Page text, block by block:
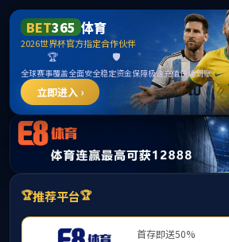
中国·太阳集团tyc33455(
Official